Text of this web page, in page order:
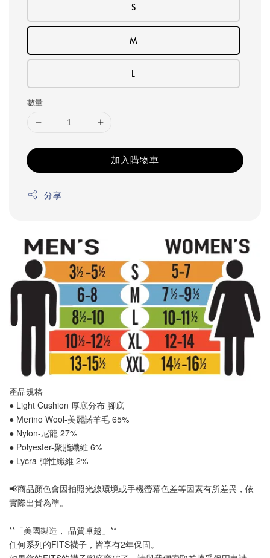
S
M
L
數量
加入購物車
分享
產品規格
● Light Cushion 厚底分布 腳底
● Merino Wool-美麗諾羊毛 65%
● Nylon-尼龍 27%
● Polyester-聚脂纖維 6%
● Lycra-彈性纖維 2%
📢商品顏色會因拍照光線環境或手機螢幕色差等因素有所差異，依
實際出貨為準。
**「美國製造， 品質卓越」**
任何系列的FITS襪子，皆享有2年保固。